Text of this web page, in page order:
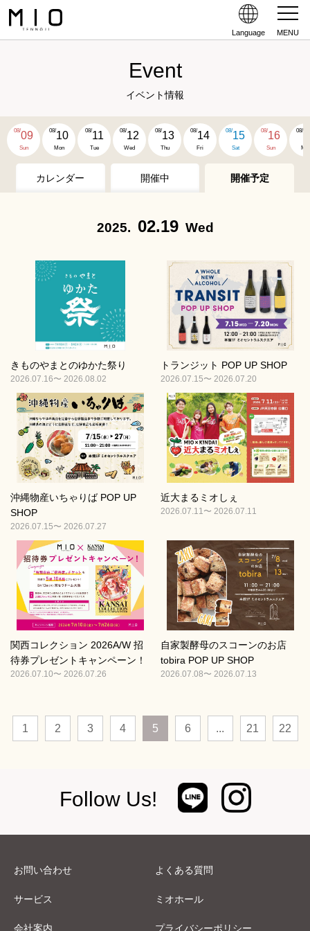
Language MENU
Event
イベント情報
08/09
Sun
08/10
Mon
08/11
Tue
08/12
Wed
08/13
Thu
08/14
Fri
08/15
Sat
08/16
Sun
08/
カレンダー 開催中 開催予定
2025. 02.19 Wed
きものやまとのゆかた祭り
2026.07.16〜 2026.08.02
トランジット POP UP SHOP
2026.07.15〜 2026.07.20
沖縄物産いちゃりば POP UP
SHOP
2026.07.15〜 2026.07.27
近大まるミオしぇ
2026.07.11〜 2026.07.11
関西コレクション 2026A/W 招
待券プレゼントキャンペーン！
2026.07.10〜 2026.07.26
自家製酵母のスコーンのお店
tobira POP UP SHOP
2026.07.08〜 2026.07.13
1 2 3 4 5 6 ... 21 22
Follow Us!
お問い合わせ よくある質問
サービス ミオホール
会社案内 プライバシーポリシー